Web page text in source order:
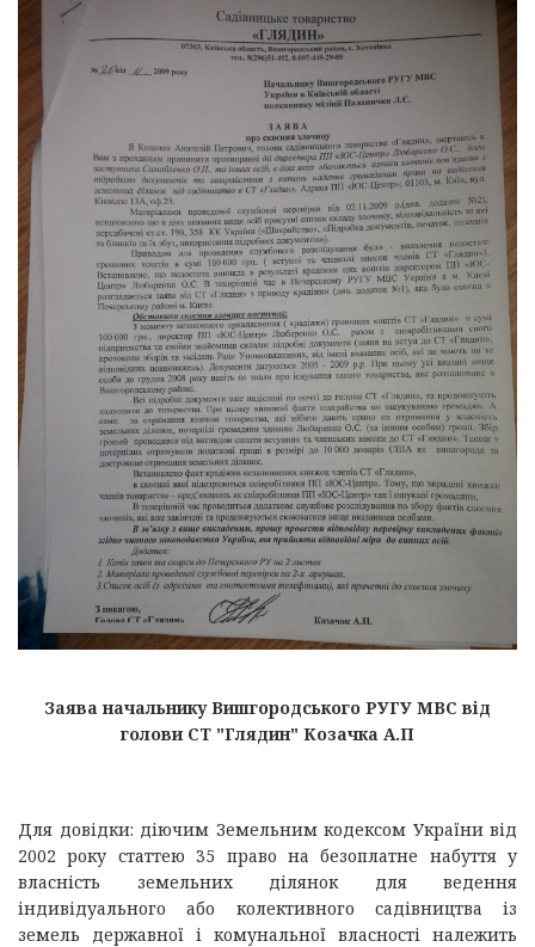
Заява начальнику Вишгородського РУГУ МВС від
голови СТ "Глядин" Козачка А.П
Для довідки: діючим Земельним кодексом України від
2002 року статтею 35 право на безоплатне набуття у
власність земельних ділянок для ведення
індивідуального або колективного садівництва із
земель державної і комунальної власності належить